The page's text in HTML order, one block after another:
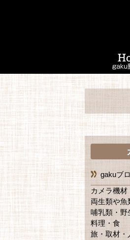
gakuブ
カメラ機材
両生類や魚
哺乳類・野
料理・食
旅・取材・